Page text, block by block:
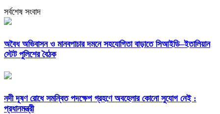
সর্বশেষ সংবাদ
অবৈধ অভিবাসন ও মানবপাচার দমনে সহযোগিতা বাড়াতে সিআইডি–ইতালিয়ান
স্টেট পুলিশের বৈঠক
নদী দূষণ রোধে সমন্বিত পদক্ষেপ গ্রহণে অবহেলার কোনো সুযোগ নেই :
প্রধানমন্ত্রী